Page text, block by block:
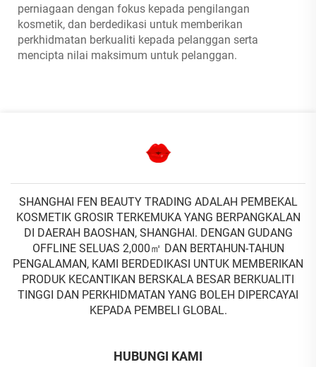
perniagaan dengan fokus kepada pengilangan
kosmetik, dan berdedikasi untuk memberikan
perkhidmatan berkualiti kepada pelanggan serta
mencipta nilai maksimum untuk pelanggan.
SHANGHAI FEN BEAUTY TRADING ADALAH PEMBEKAL
KOSMETIK GROSIR TERKEMUKA YANG BERPANGKALAN
DI DAERAH BAOSHAN, SHANGHAI. DENGAN GUDANG
OFFLINE SELUAS 2,000㎡ DAN BERTAHUN-TAHUN
PENGALAMAN, KAMI BERDEDIKASI UNTUK MEMBERIKAN
PRODUK KECANTIKAN BERSKALA BESAR BERKUALITI
TINGGI DAN PERKHIDMATAN YANG BOLEH DIPERCAYAI
KEPADA PEMBELI GLOBAL.
HUBUNGI KAMI